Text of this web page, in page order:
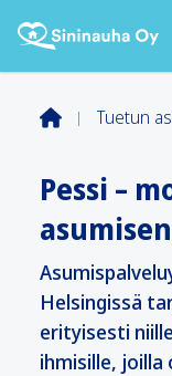
Tuetun
Pessi –
Helsingissä
erityisesti
ihmisille, joilla